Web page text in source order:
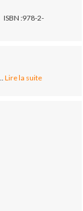
ISBN :978-2-
Lire la suite